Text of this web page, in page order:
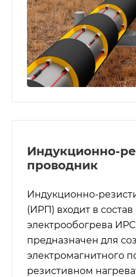
Индукционно-
проводник
Индукционно-
(ИРП) входит в
электрообогрева
предназначен для
электромагнитного
резистивном